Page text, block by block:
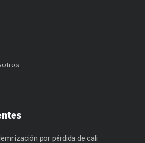
por pérdida de cali